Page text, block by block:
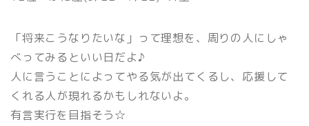
「将来こうなりたいな」って理想を、周りの人にしゃ
べってみるといい日だよ♪
人に言うことによってやる気が出てくるし、応援して
くれる人が現れるかもしれないよ。
有言実行を目指そう☆